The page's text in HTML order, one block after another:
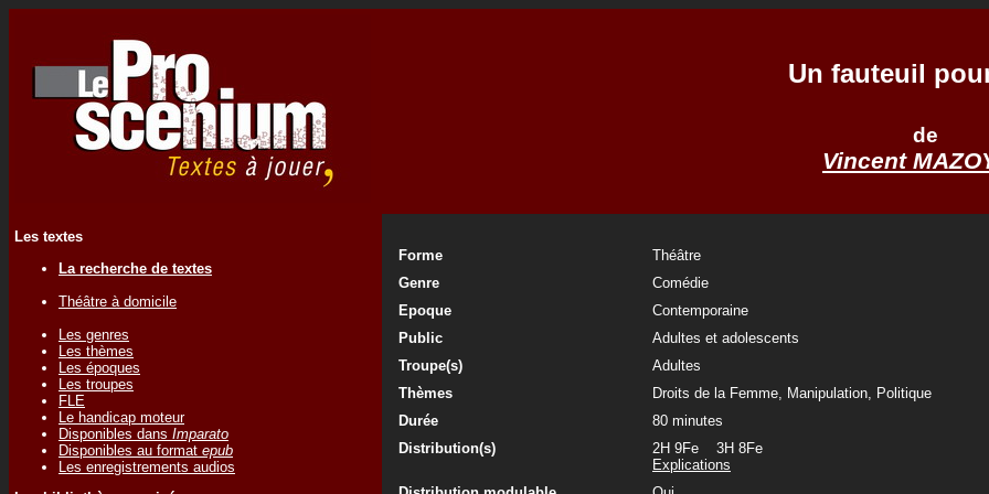
Un fauteuil
de
Vincent
Les textes
La recherche de textes
Théâtre à domicile
Les genres
Les thèmes
Les époques
Les troupes
FLE
Le handicap moteur
Disponibles dans Imparato
Disponibles au format epub
Les enregistrements audios
Forme
Théâtre
Genre
Comédie
Epoque
Contemporaine
Public
Adultes et adolescents
Troupe(s)
Adultes
Thèmes
Droits de la Femme, Manipulation, Politique
Durée
80 minutes
Distribution(s)
2H 9Fe 3H 8Fe
Explications